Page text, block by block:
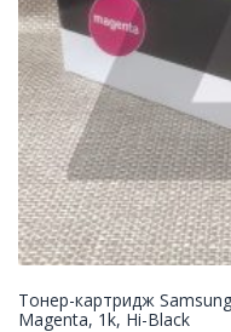
Тонер-картридж
Magenta, 1k, Hi-Black